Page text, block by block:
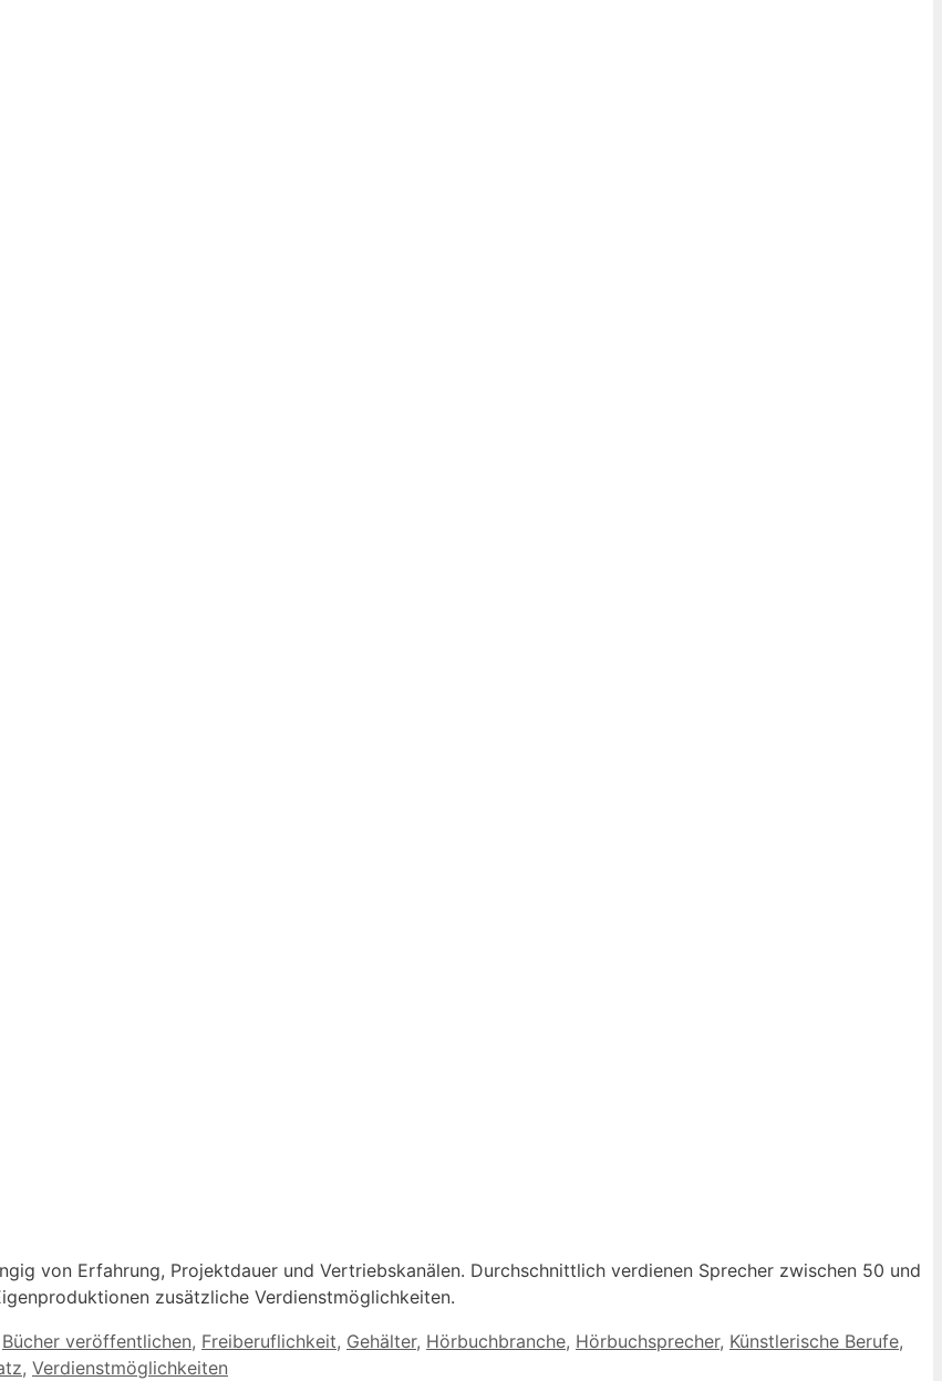
von Erfahrung, Projektdauer und Vertriebskanälen. Durchschnittlich verdienen Sprecher zwischen 50 und
zusätzliche Verdienstmöglichkeiten.
Bücher veröffentlichen, Freiberuflichkeit, Gehälter, Hörbuchbranche, Hörbuchsprecher, Künstlerische Berufe,
, Verdienstmöglichkeiten